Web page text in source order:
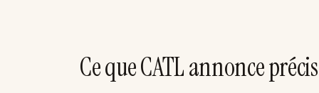
Ce que CATL annonce